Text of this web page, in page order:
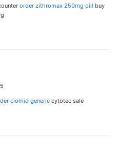
order zithromax 250mg pill buy
clomid generic cytotec sale